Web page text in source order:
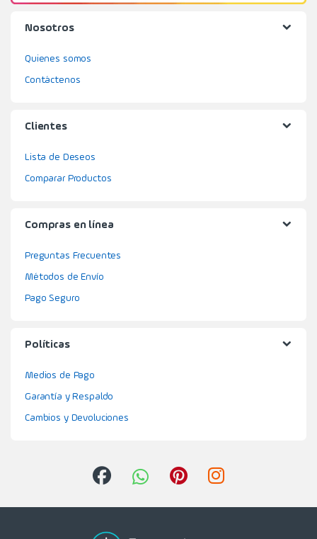
Nosotros
Quienes somos
Contáctenos
Clientes
Lista de Deseos
Comparar Productos
Compras en línea
Preguntas Frecuentes
Métodos de Envío
Pago Seguro
Políticas
Medios de Pago
Garantía y Respaldo
Cambios y Devoluciones